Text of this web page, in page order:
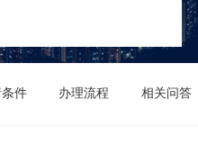
件 办理流程 相关问答